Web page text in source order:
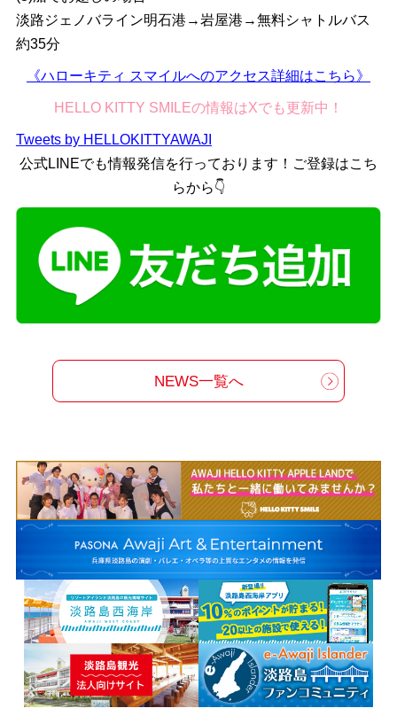
淡路ジェノバライン明石港→岩屋港→無料シャトルバス
約35分
《ハローキティ スマイルへのアクセス詳細はこちら》
HELLO KITTY SMILEの情報はXでも更新中！
Tweets by HELLOKITTYAWAJI
公式LINEでも情報発信を行っております！ご登録はこち
らから👇
NEWS一覧へ